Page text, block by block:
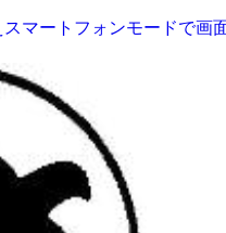
スマートフォンモードで画